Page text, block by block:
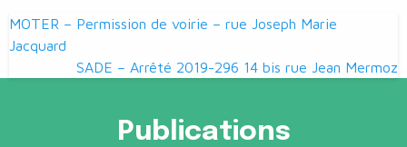
Navigation
de
l’article
MOTER – Permission de voirie – rue Joseph Marie
Jacquard
SADE – Arrêté 2019-296 14 bis rue Jean Mermoz
Publications